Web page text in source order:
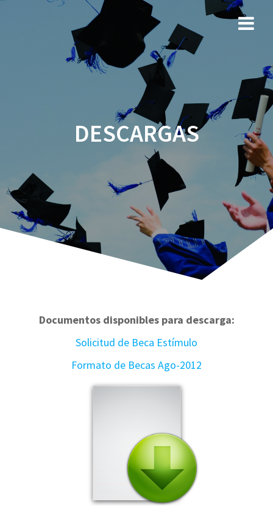
DESCARGAS
Documentos disponibles para descarga:
Solicitud de Beca Estímulo
Formato de Becas Ago-2012